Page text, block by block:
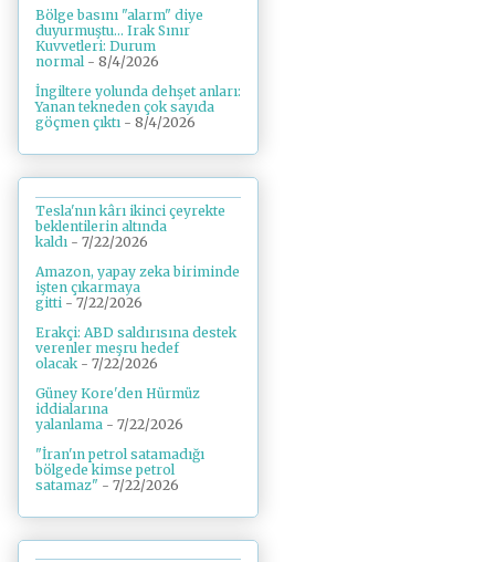
Bölge basını "alarm" diye
duyurmuştu... Irak Sınır
Kuvvetleri: Durum
normal - 8/4/2026
İngiltere yolunda dehşet anları:
Yanan tekneden çok sayıda
göçmen çıktı - 8/4/2026
Tesla'nın kârı ikinci çeyrekte
beklentilerin altında
kaldı - 7/22/2026
Amazon, yapay zeka biriminde
işten çıkarmaya
gitti - 7/22/2026
Erakçi: ABD saldırısına destek
verenler meşru hedef
olacak - 7/22/2026
Güney Kore'den Hürmüz
iddialarına
yalanlama - 7/22/2026
"İran'ın petrol satamadığı
bölgede kimse petrol
satamaz" - 7/22/2026